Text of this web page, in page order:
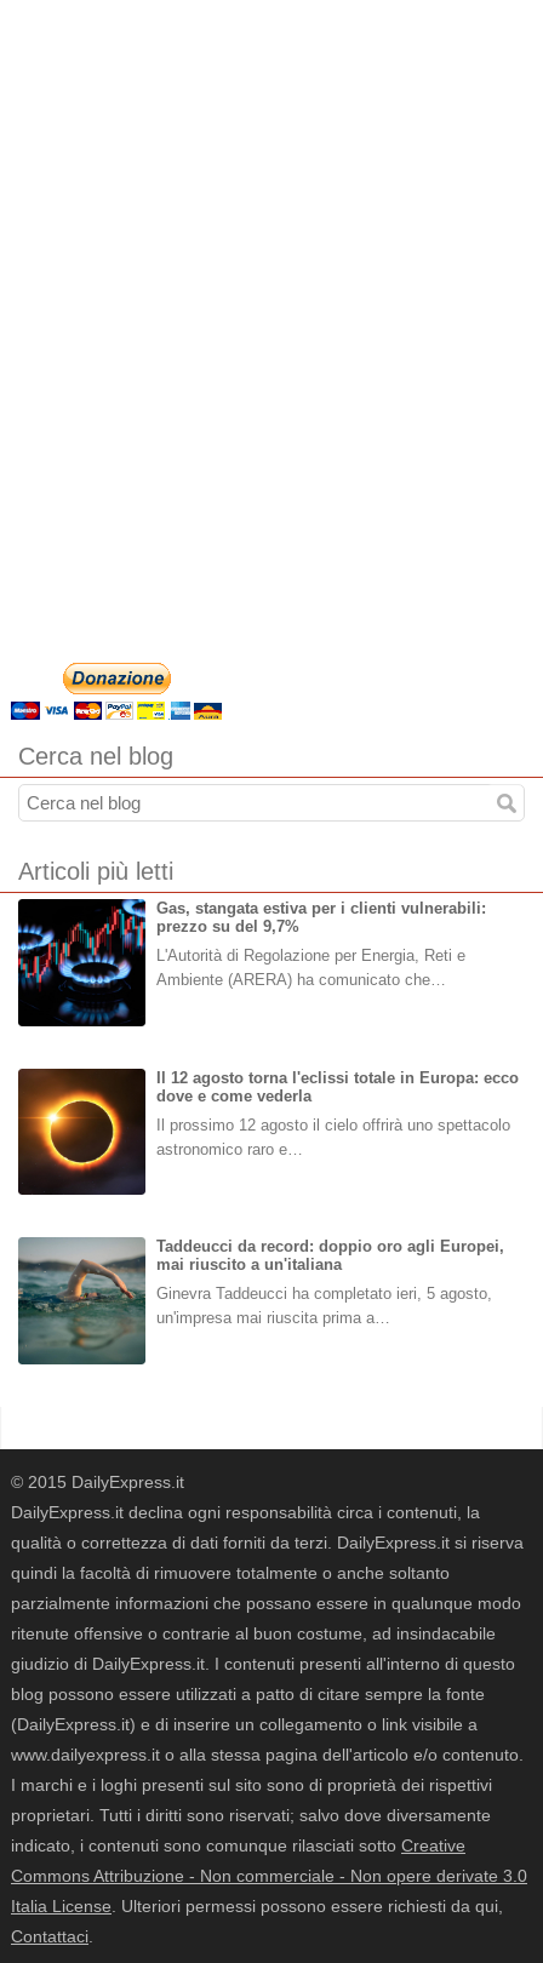
Cerca nel blog
Articoli più letti
Gas, stangata estiva per i clienti vulnerabili:
prezzo su del 9,7%
L'Autorità di Regolazione per Energia, Reti e
Ambiente (ARERA) ha comunicato che…
Il 12 agosto torna l'eclissi totale in Europa: ecco
dove e come vederla
Il prossimo 12 agosto il cielo offrirà uno spettacolo
astronomico raro e…
Taddeucci da record: doppio oro agli Europei,
mai riuscito a un'italiana
Ginevra Taddeucci ha completato ieri, 5 agosto,
un'impresa mai riuscita prima a…
© 2015 DailyExpress.it
DailyExpress.it declina ogni responsabilità circa i contenuti, la
qualità o correttezza di dati forniti da terzi. DailyExpress.it si riserva
quindi la facoltà di rimuovere totalmente o anche soltanto
parzialmente informazioni che possano essere in qualunque modo
ritenute offensive o contrarie al buon costume, ad insindacabile
giudizio di DailyExpress.it. I contenuti presenti all'interno di questo
blog possono essere utilizzati a patto di citare sempre la fonte
(DailyExpress.it) e di inserire un collegamento o link visibile a
www.dailyexpress.it o alla stessa pagina dell'articolo e/o contenuto.
I marchi e i loghi presenti sul sito sono di proprietà dei rispettivi
proprietari. Tutti i diritti sono riservati; salvo dove diversamente
indicato, i contenuti sono comunque rilasciati sotto Creative
Commons Attribuzione - Non commerciale - Non opere derivate 3.0
Italia License . Ulteriori permessi possono essere richiesti da qui,
Contattaci